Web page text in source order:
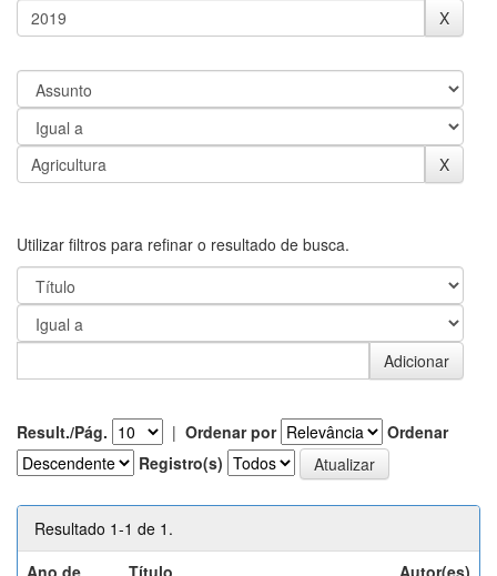
Utilizar filtros para refinar o resultado de busca.
Result./Pág. | Ordenar por
Ordenar
Registro(s)
Resultado 1-1 de 1.
Ano de
Título Autor(es)